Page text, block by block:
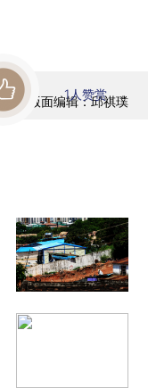
版面编辑：邱祺璞
1人赞赏